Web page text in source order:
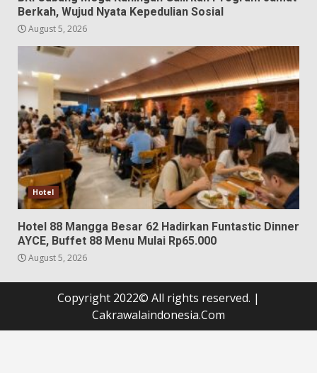
Berkah, Wujud Nyata Kepedulian Sosial
August 5, 2026
Hotel
Hotel 88 Mangga Besar 62 Hadirkan Funtastic Dinner
AYCE, Buffet 88 Menu Mulai Rp65.000
August 5, 2026
Copyright 2022© All rights reserved. |
Cakrawalaindonesia.Com